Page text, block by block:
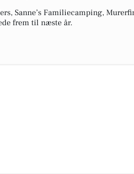
Sanne’s Familiecamping,
frem til næste år.